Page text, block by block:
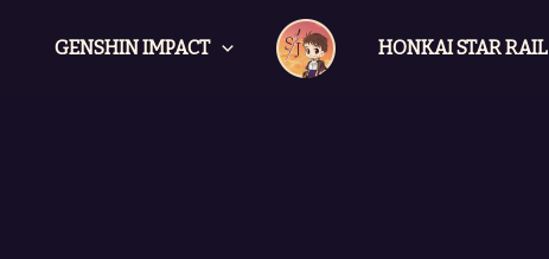
GENSHIN IMPACT HONKAI STAR RAIL